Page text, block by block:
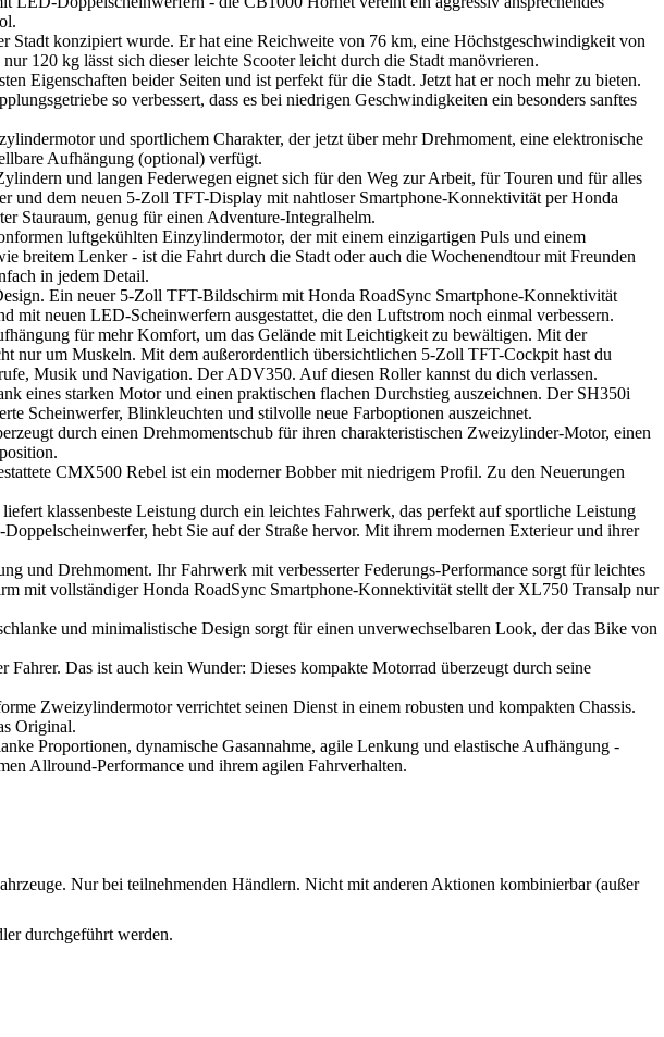
konzipiert wurde. Er hat eine Reichweite von 76 km, eine Höchstgeschwindigkeit von
120 kg lässt sich dieser leichte Scooter leicht durch die Stadt manövrieren.
Eigenschaften beider Seiten und ist perfekt für die Stadt. Jetzt hat er noch mehr zu bieten.
so verbessert, dass es bei niedrigen Geschwindigkeiten ein besonders sanftes
und sportlichem Charakter, der jetzt über mehr Drehmoment, eine elektronische
Aufhängung (optional) verfügt.
und langen Federwegen eignet sich für den Weg zur Arbeit, für Touren und für alles
und dem neuen 5-Zoll TFT-Display mit nahtloser Smartphone-Konnektivität per Honda
Stauraum, genug für einen Adventure-Integralhelm.
luftgekühlten Einzylindermotor, der mit einem einzigartigen Puls und einem
breitem Lenker - ist die Fahrt durch die Stadt oder auch die Wochenendtour mit Freunden
in jedem Detail.
Ein neuer 5-Zoll TFT-Bildschirm mit Honda RoadSync Smartphone-Konnektivität
neuen LED-Scheinwerfern ausgestattet, die den Luftstrom noch einmal verbessern.
für mehr Komfort, um das Gelände mit Leichtigkeit zu bewältigen. Mit der
nur um Muskeln. Mit dem außerordentlich übersichtlichen 5-Zoll TFT-Cockpit hast du
Musik und Navigation. Der ADV350. Auf diesen Roller kannst du dich verlassen.
eines starken Motor und einen praktischen flachen Durchstieg auszeichnen. Der SH350i
Scheinwerfer, Blinkleuchten und stilvolle neue Farboptionen auszeichnet.
durch einen Drehmomentschub für ihren charakteristischen Zweizylinder-Motor, einen
CMX500 Rebel ist ein moderner Bobber mit niedrigem Profil. Zu den Neuerungen
klassenbeste Leistung durch ein leichtes Fahrwerk, das perfekt auf sportliche Leistung
hebt Sie auf der Straße hervor. Mit ihrem modernen Exterieur und ihrer
und Drehmoment. Ihr Fahrwerk mit verbesserter Federungs-Performance sorgt für leichtes
mit vollständiger Honda RoadSync Smartphone-Konnektivität stellt der XL750 Transalp nur
und minimalistische Design sorgt für einen unverwechselbaren Look, der das Bike von
Das ist auch kein Wunder: Dieses kompakte Motorrad überzeugt durch seine
Zweizylindermotor verrichtet seinen Dienst in einem robusten und kompakten Chassis.
Original.
Proportionen, dynamische Gasannahme, agile Lenkung und elastische Aufhängung -
Allround-Performance und ihrem agilen Fahrverhalten.
Nur bei teilnehmenden Händlern. Nicht mit anderen Aktionen kombinierbar (außer
durchgeführt werden.